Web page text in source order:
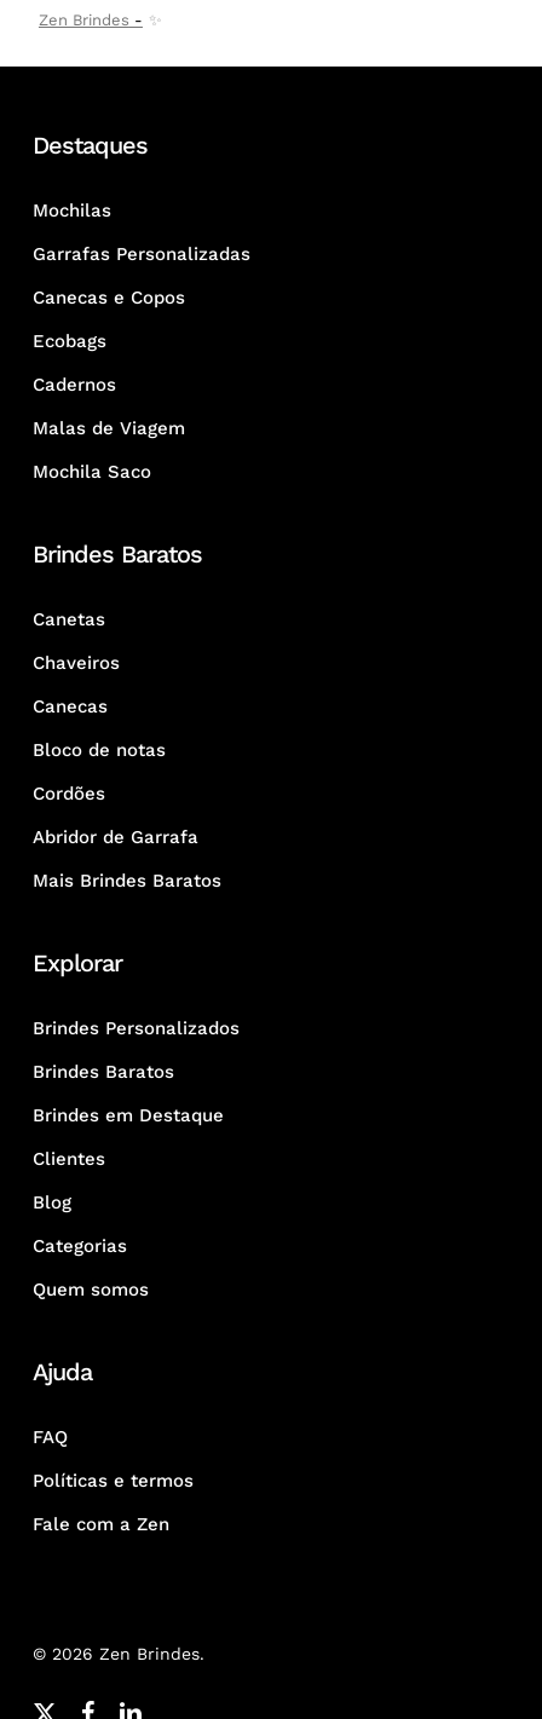
Zen Brindes
✨
Destaques
Mochilas
Garrafas Personalizadas
Canecas e Copos
Ecobags
Cadernos
Malas de Viagem
Mochila Saco
Brindes Baratos
Canetas
Chaveiros
Canecas
Bloco de notas
Cordões
Abridor de Garrafa
Mais Brindes Baratos
Explorar
Brindes Personalizados
Brindes Baratos
Brindes em Destaque
Clientes
Blog
Categorias
Quem somos
Ajuda
FAQ
Políticas e termos
Fale com a Zen
© 2026 Zen Brindes.
x- facebooklinkedin